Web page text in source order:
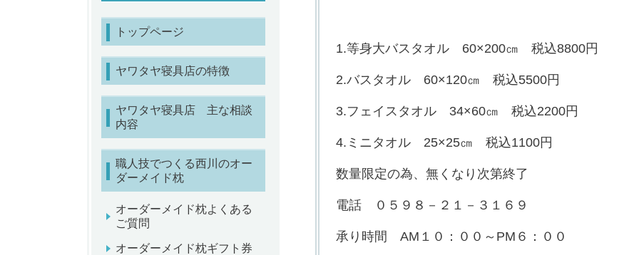
1.等身大バスタオル 60×200㎝ 税込8800円
2.バスタオル 60×120㎝ 税込5500円
3.フェイスタオル 34×60㎝ 税込2200円
4.ミニタオル 25×25㎝ 税込1100円
数量限定の為、無くなり次第終了
電話 ０５９８－２１－３１６９
承り時間 AM１０：００～PM６：００
トップページ
ヤワタヤ寝具店の特徴
ヤワタヤ寝具店 主な相談
内容
職人技でつくる西川のオー
ダーメイド枕
オーダーメイド枕よくある
ご質問
オーダーメイド枕ギフト券